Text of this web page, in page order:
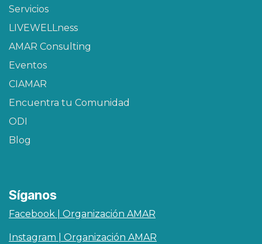
Servicios
LIVEWELLness
AMAR Consulting
Eventos
CIAMAR​
Encuentra tu Comunidad
ODI
Blog
Síganos
Facebook | Organización AMAR
Instagram | Organización AMAR